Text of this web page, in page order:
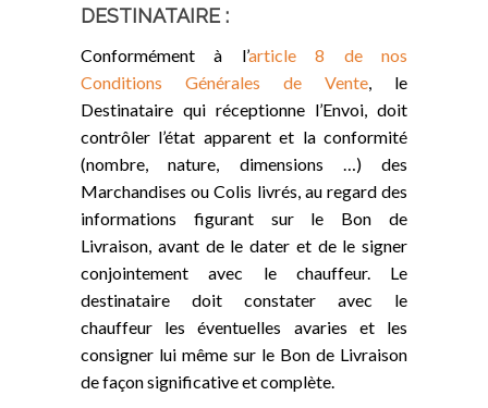
DESTINATAIRE :
Conformément à l’article 8 de nos
Conditions Générales de Vente, le
Destinataire qui réceptionne l’Envoi, doit
contrôler l’état apparent et la conformité
(nombre, nature, dimensions …) des
Marchandises ou Colis livrés, au regard des
informations figurant sur le Bon de
Livraison, avant de le dater et de le signer
conjointement avec le chauffeur. Le
destinataire doit constater avec le
chauffeur les éventuelles avaries et les
consigner lui même sur le Bon de Livraison
de façon significative et complète.